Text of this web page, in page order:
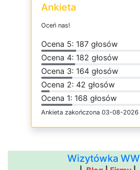
Ankieta
Oceń nas!
Ocena 5: 187 głosów
Ocena 4: 182 głosów
Ocena 3: 164 głosów
Ocena 2: 42 głosów
Ocena 1: 168 głosów
Ankieta zakończona 03-08-2026
Wizytówka